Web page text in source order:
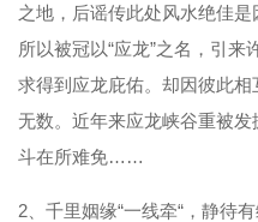
之地，后谣传此处风水绝佳是
所以被冠以“应龙”之名，引
求得到应龙庇佑。却因彼此
无数。近年来应龙峡谷重被
斗在所难免……
2、千里姻缘“一线牵“，静待